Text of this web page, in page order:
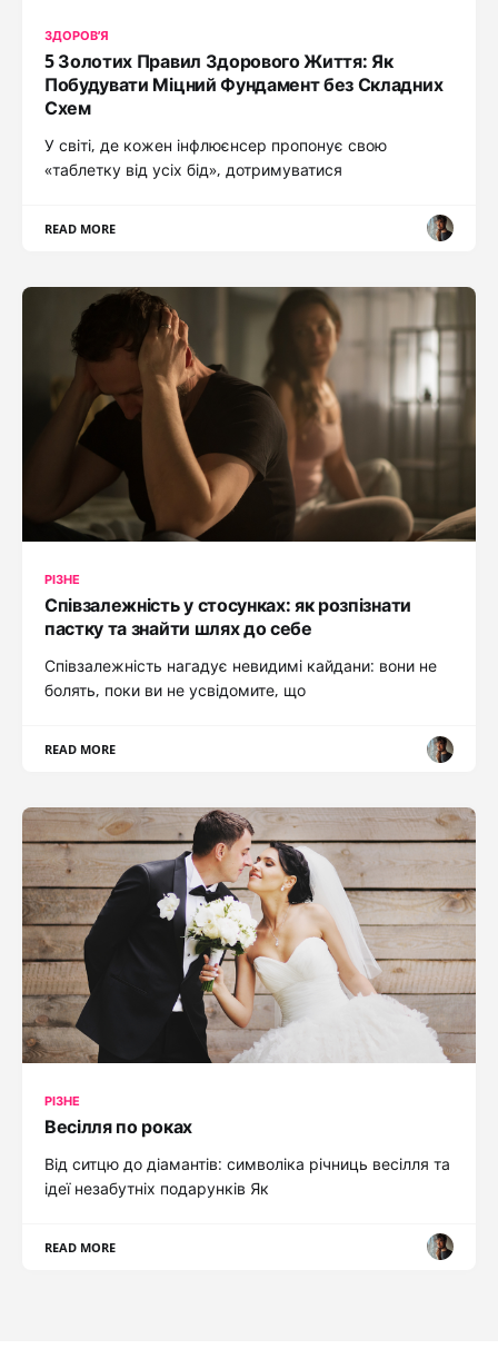
ЗДОРОВʼЯ
5 Золотих Правил Здорового Життя: Як
Побудувати Міцний Фундамент без Складних
Схем
У світі, де кожен інфлюєнсер пропонує свою
«таблетку від усіх бід», дотримуватися
READ MORE
РІЗНЕ
Співзалежність у стосунках: як розпізнати
пастку та знайти шлях до себе
Співзалежність нагадує невидимі кайдани: вони не
болять, поки ви не усвідомите, що
READ MORE
РІЗНЕ
Весілля по роках
Від ситцю до діамантів: символіка річниць весілля та
ідеї незабутніх подарунків Як
READ MORE